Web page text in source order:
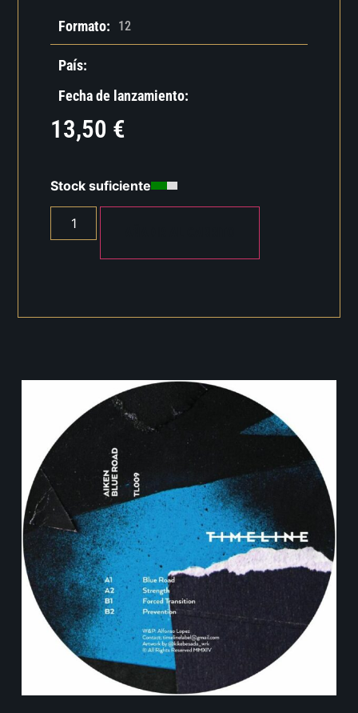
Formato: 12
País:
Fecha de lanzamiento:
13,50 €
Stock suficiente